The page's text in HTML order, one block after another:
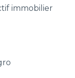
immobilier